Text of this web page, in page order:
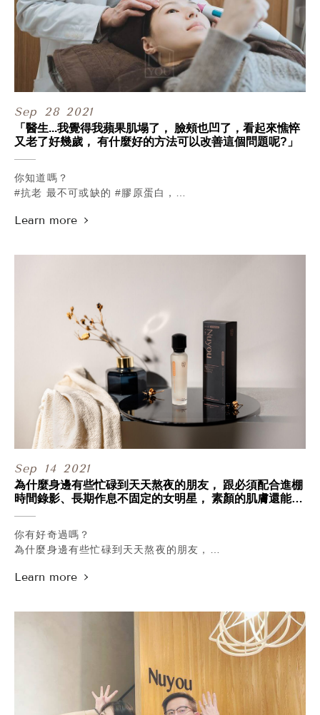
https://lin.ee/AOBUjqC
院長買這台機器會不會其實是自肥，都自己在做啊？
專人服務：02-2322-3666
甯寓美學官網預約：bit.ly/先約先變美
Sep 28 2021
「醫生...我覺得我蘋果肌塌了， 臉頰也凹了，看起來憔悴
又老了好幾歲， 有什麼好的方法可以改善這個問題呢?」
你知道嗎？
#抗老 最不可或缺的 #膠原蛋白，
還是靠擦保養品呢？
.
且這些瑕疵隨著時間的推移，
逐年有越來越多，甚至放大的趨勢。
而能幫助你長膠原蛋白的醫美，
除了大家耳熟能詳的 #童妍針，
還有 #非侵入式的 電波和音波 #拉提療程。
那…既然都可以長膠原蛋白，
可以隨便選一種就好嗎？
還是這三種醫美療程，分別有什麼優勢和用處呢？
快來看看我們的貼心整裡吧~~
bit.ly/教你精準抗老
.
專人服務：02-2322-3666
官方LINE@： https://lin.ee/AOBUjqC
Sep 14 2021
為什麼身邊有些忙碌到天天熬夜的朋友， 跟必須配合進棚
時間錄影、長期作息不固定的女明星， 素顏的肌膚還能剔
你有好奇過嗎？
為什麼身邊有些忙碌到天天熬夜的朋友，
素顏的肌膚還能剔透發亮
很多人不敢在臉上擦油，
其實在研發出 #蜂燦賦活精華油 之前我們也不敢，
直到幾年前認識了一位同期創業的朋友，
她的膚況好到連我們都訝異她沒做過任何關於肌膚保養的醫
詢問她的保養秘訣，發現她有 #早晚用油保養的習慣，
從那天起，我們在心裡偷偷告訴自己，